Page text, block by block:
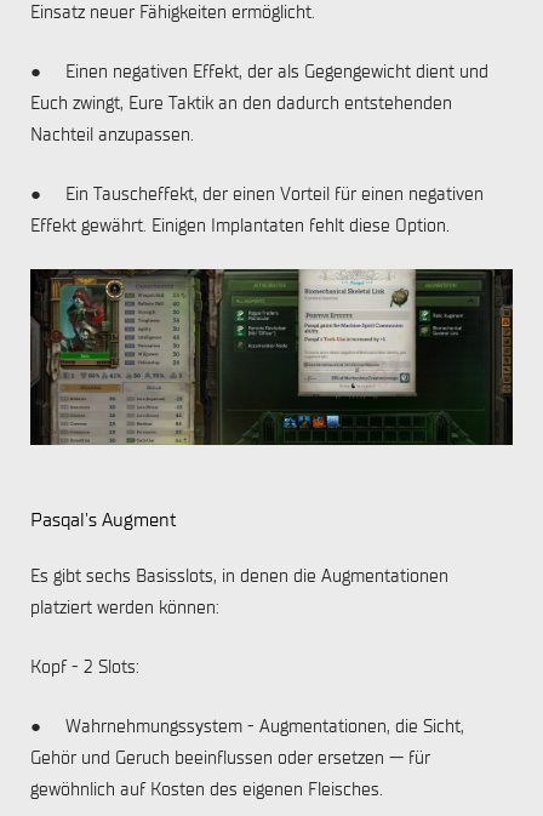
Einsatz neuer Fähigkeiten ermöglicht.
● Einen negativen Effekt, der als Gegengewicht dient und
Euch zwingt, Eure Taktik an den dadurch entstehenden
Nachteil anzupassen.
● Ein Tauscheffekt, der einen Vorteil für einen negativen
Effekt gewährt. Einigen Implantaten fehlt diese Option.
Pasqal's Augment
Es gibt sechs Basisslots, in denen die Augmentationen
platziert werden können:
Kopf - 2 Slots:
● Wahrnehmungssystem - Augmentationen, die Sicht,
Gehör und Geruch beeinflussen oder ersetzen — für
gewöhnlich auf Kosten des eigenen Fleisches.